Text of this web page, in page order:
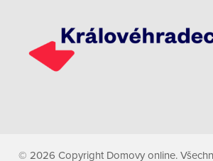
© 2026 Copyright Domovy online.